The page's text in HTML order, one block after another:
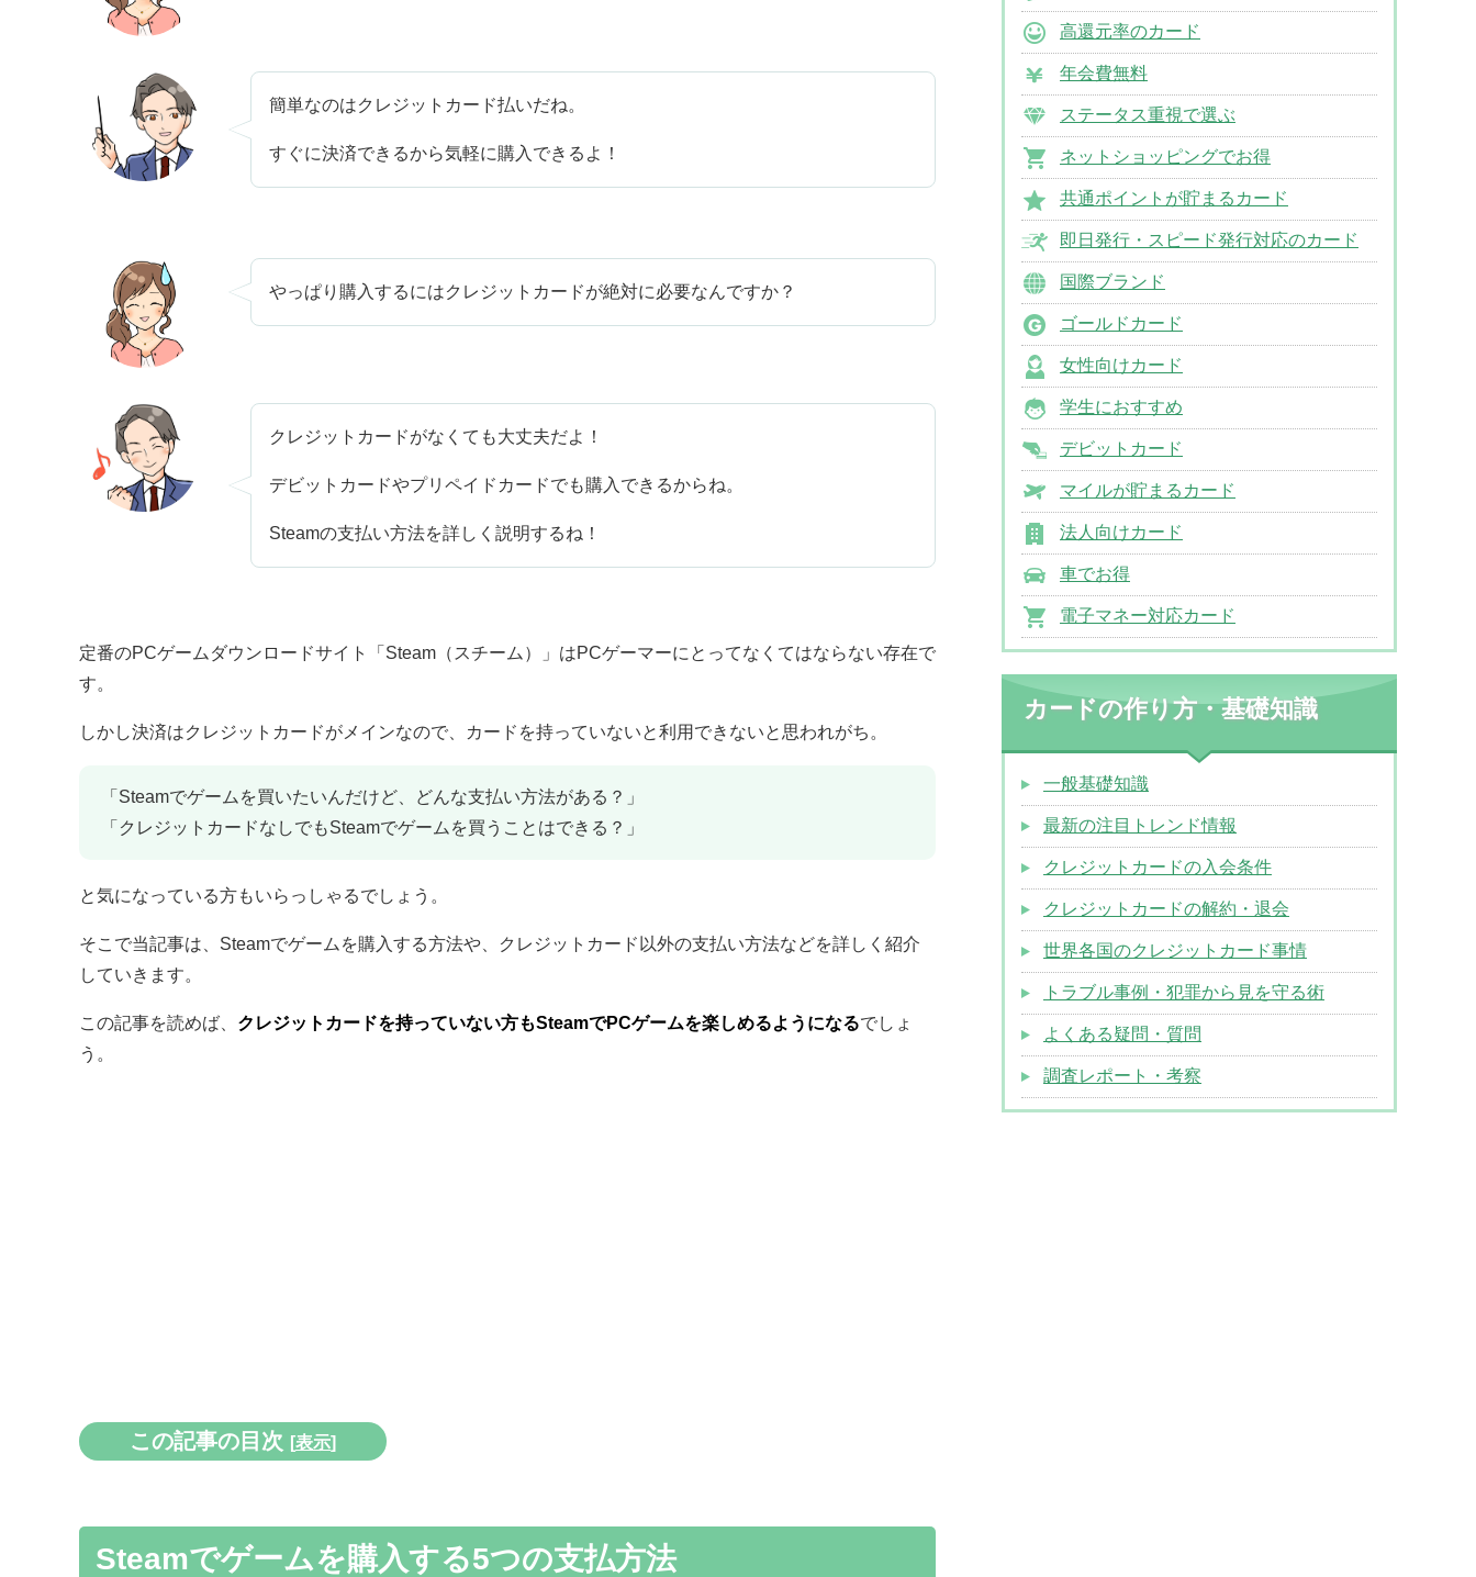
簡単なのはクレジットカード払いだね。
すぐに決済できるから気軽に購入できるよ！
やっぱり購入するにはクレジットカードが絶対に必要なんですか？
クレジットカードがなくても大丈夫だよ！
デビットカードやプリペイドカードでも購入できるからね。
Steamの支払い方法を詳しく説明するね！
定番のPCゲームダウンロードサイト「Steam（スチーム）」はPCゲーマーにとってなくてはならない存在で
す。
しかし決済はクレジットカードがメインなので、カードを持っていないと利用できないと思われがち。
「Steamでゲームを買いたいんだけど、どんな支払い方法がある？」
「クレジットカードなしでもSteamでゲームを買うことはできる？」
と気になっている方もいらっしゃるでしょう。
そこで当記事は、Steamでゲームを購入する方法や、クレジットカード以外の支払い方法などを詳しく紹介
していきます。
この記事を読めば、 クレジットカードを持っていない方もSteamでPCゲームを楽しめるようになるでしょ
う。
この記事の目次 [表示]
Steamでゲームを購入する5つの支払方法
高還元率のカード
年会費無料
ステータス重視で選ぶ
ネットショッピングでお得
共通ポイントが貯まるカード
即日発行・スピード発行対応のカード
国際ブランド
ゴールドカード
女性向けカード
学生におすすめ
デビットカード
マイルが貯まるカード
法人向けカード
車でお得
電子マネー対応カード
カードの作り方・基礎知識
一般基礎知識
最新の注目トレンド情報
クレジットカードの入会条件
クレジットカードの解約・退会
世界各国のクレジットカード事情
トラブル事例・犯罪から見を守る術
よくある疑問・質問
調査レポート・考察